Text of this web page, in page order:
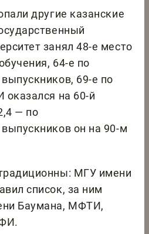
другие казанские
занял 48-е место
64-е по
69-е по
на 60-й
— по
он на 90-м
МГУ имени
список, за ним
Баумана, МФТИ,